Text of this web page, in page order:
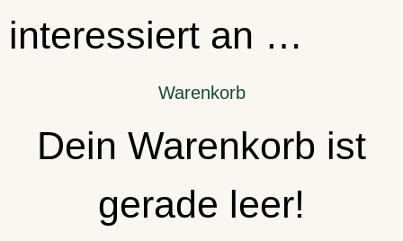
interessiert an …
Warenkorb
Dein Warenkorb ist
gerade leer!